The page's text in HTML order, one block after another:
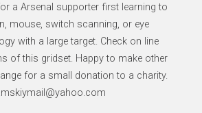
a Arsenal supporter first learning to
mouse, switch scanning, or eye
with a large target. Check on line
of this gridset. Happy to make other
for a small donation to a charity.